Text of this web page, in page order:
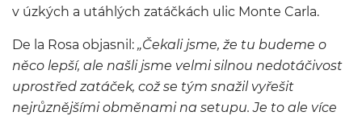
v úzkých a utáhlých zatáčkách ulic Monte Carla.
De la Rosa objasnil: „Čekali jsme, že tu budeme o
něco lepší, ale našli jsme velmi silnou nedotáčivost
uprostřed zatáček, což se tým snažil vyřešit
nejrůznějšími obměnami na setupu. Je to ale více